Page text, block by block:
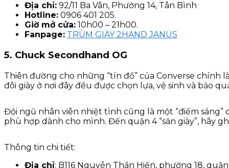
Địa chỉ: 92/11 Ba Vân, Phường 14, Tân Bình
Hotline: 0906 401 205.
Giờ mở cửa: 10h00 – 21h00.
Fanpage: TRÙM GIÀY 2HAND JANUS
5. Chuck Secondhand OG
Thiên đường cho những “tín đồ” của Converse chính
đôi giày ở nơi đây đều được chọn lựa, vệ sinh và bảo
Đội ngũ nhân viên nhiệt tình cũng là một “điểm sáng”
phù hợp dành cho mình. Đến quận 4 “săn giày”, hãy
Thông tin chi tiết:
Địa chỉ: B116 Nguyễn Thần Hiến, phường 18, quận